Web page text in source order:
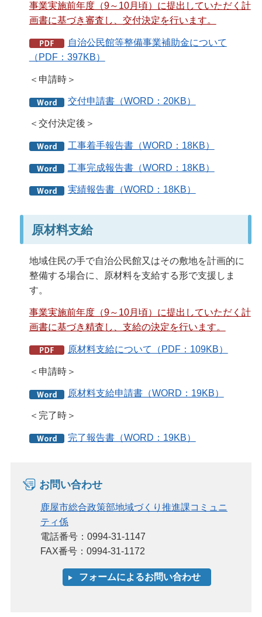
事業実施前年度（9～10月頃）に提出していただく計
画書に基づき審査し、交付決定を行います。
自治公民館等整備事業補助金について
（PDF：397KB）
＜申請時＞
交付申請書（WORD：20KB）
＜交付決定後＞
工事着手報告書（WORD：18KB）
工事完成報告書（WORD：18KB）
実績報告書（WORD：18KB）
原材料支給
地域住民の手で自治公民館又はその敷地を計画的に
整備する場合に、原材料を支給する形で支援しま
す。
事業実施前年度（9～10月頃）に提出していただく計
画書に基づき精査し、支給の決定を行います。
原材料支給について（PDF：109KB）
＜申請時＞
原材料支給申請書（WORD：19KB）
＜完了時＞
完了報告書（WORD：19KB）
お問い合わせ
鹿屋市総合政策部地域づくり推進課コミュニ
ティ係
電話番号：0994-31-1147
FAX番号：0994-31-1172